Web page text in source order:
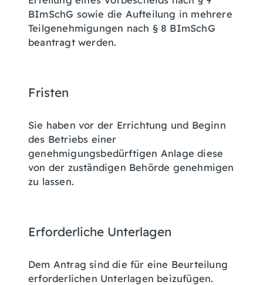
BImSchG sowie die Aufteilung in mehrere
Teilgenehmigungen nach § 8 BImSchG
beantragt werden.
Fristen
Sie haben vor der Errichtung und Beginn
des Betriebs einer
genehmigungsbedürftigen Anlage diese
von der zuständigen Behörde genehmigen
zu lassen.
Erforderliche Unterlagen
Dem Antrag sind die für eine Beurteilung
erforderlichen Unterlagen beizufügen.